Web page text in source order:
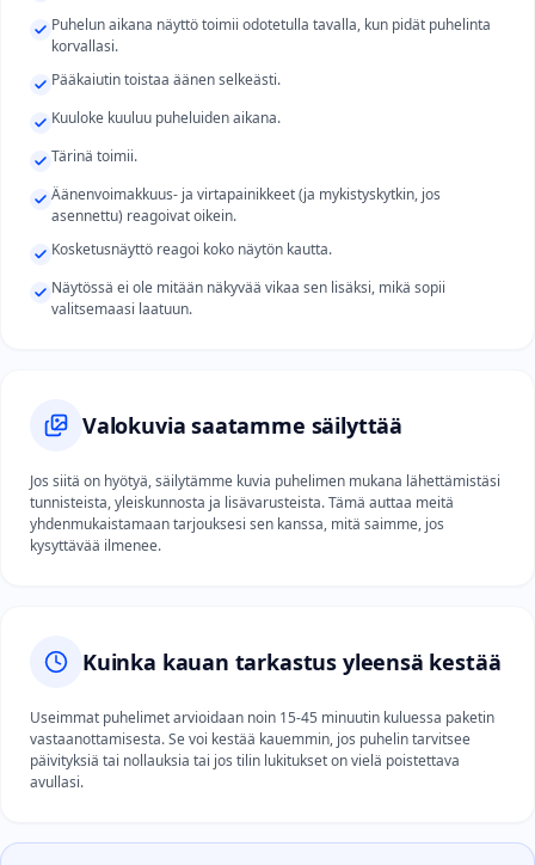
Puhelun aikana näyttö toimii odotetulla tavalla, kun pidät puhelinta
korvallasi.
Pääkaiutin toistaa äänen selkeästi.
Kuuloke kuuluu puheluiden aikana.
Tärinä toimii.
Äänenvoimakkuus- ja virtapainikkeet (ja mykistyskytkin, jos
asennettu) reagoivat oikein.
Kosketusnäyttö reagoi koko näytön kautta.
Näytössä ei ole mitään näkyvää vikaa sen lisäksi, mikä sopii
valitsemaasi laatuun.
Valokuvia saatamme säilyttää
Jos siitä on hyötyä, säilytämme kuvia puhelimen mukana lähettämistäsi
tunnisteista, yleiskunnosta ja lisävarusteista. Tämä auttaa meitä
yhdenmukaistamaan tarjouksesi sen kanssa, mitä saimme, jos
kysyttävää ilmenee.
Kuinka kauan tarkastus yleensä kestää
Useimmat puhelimet arvioidaan noin 15-45 minuutin kuluessa paketin
vastaanottamisesta. Se voi kestää kauemmin, jos puhelin tarvitsee
päivityksiä tai nollauksia tai jos tilin lukitukset on vielä poistettava
avullasi.